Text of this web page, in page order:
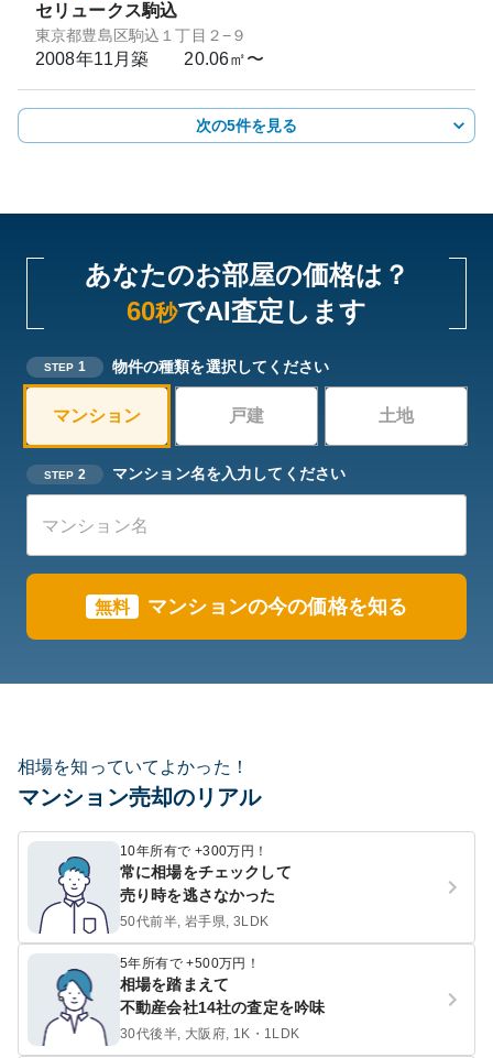
セリュークス駒込
東京都豊島区駒込１丁目２−９
2008年11月築 20.06㎡〜
次の5件を見る
あなたのお部屋の価格は？
60秒でAI査定します
STEP 1 物件の種類を選択してください
マンション 戸建 土地
STEP 2 マンション名を入力してください
無料 マンションの今の価格を知る
相場を知っていてよかった！
マンション売却のリアル
10年所有で +300万円！
常に相場をチェックして
売り時を逃さなかった
50代前半, 岩手県, 3LDK
5年所有で +500万円！
相場を踏まえて
不動産会社14社の査定を吟味
30代後半, 大阪府, 1K・1LDK